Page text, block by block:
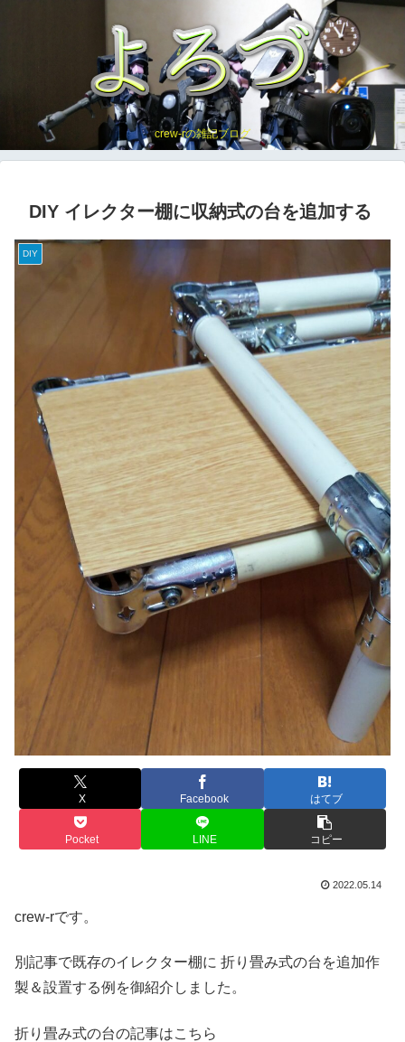
crew-rの雑記ブログ
DIY イレクター棚に収納式の台を追加する
DIY
X Facebook はてブ
Pocket LINE コピー
2022.05.14
crew-rです。
別記事で既存のイレクター棚に 折り畳み式の台を追加作
製＆設置する例を御紹介しました。
折り畳み式の台の記事はこちら